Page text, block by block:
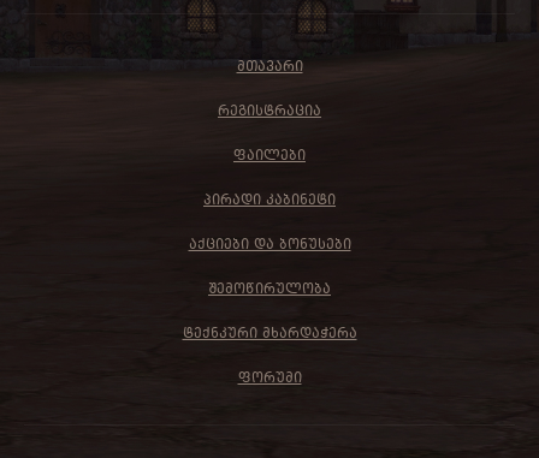
ᲛᲗᲐᲕᲐᲠᲘ
ᲠᲔᲒᲘᲡᲢᲠᲐᲪᲘᲐ
ᲤᲐᲘᲚᲔᲑᲘ
ᲞᲘᲠᲐᲓᲘ ᲙᲐᲑᲘᲜᲔᲢᲘ
ᲐᲥᲪᲘᲔᲑᲘ ᲓᲐ ᲑᲝᲜᲣᲡᲔᲑᲘ
ᲨᲔᲛᲝᲬᲘᲠᲣᲚᲝᲑᲐ
ᲢᲔᲥᲜᲙᲣᲠᲘ ᲛᲮᲐᲠᲓᲐᲭᲔᲠᲐ
ᲤᲝᲠᲣᲛᲘ